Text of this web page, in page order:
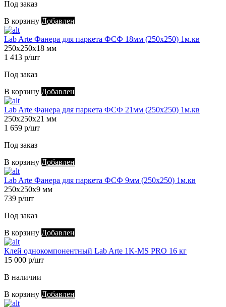
Под заказ
В корзину Добавлен
Lab Arte Фанера для паркета ФСФ 18мм (250х250) 1м.кв
250х250х18 мм
1 413 р/шт
Под заказ
В корзину Добавлен
Lab Arte Фанера для паркета ФСФ 21мм (250х250) 1м.кв
250х250х21 мм
1 659 р/шт
Под заказ
В корзину Добавлен
Lab Arte Фанера для паркета ФСФ 9мм (250х250) 1м.кв
250х250х9 мм
739 р/шт
Под заказ
В корзину Добавлен
Клей однокомпонентный Lab Arte 1K-MS PRO 16 кг
15 000 р/шт
В наличии
В корзину Добавлен